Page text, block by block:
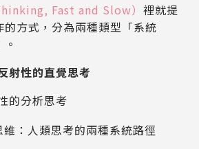
Fast and Slow） 裡就提
的方式，分為兩種類型「系統
射性的直覺思考
的分析思考